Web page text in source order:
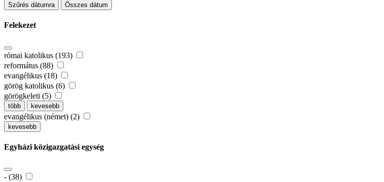
Szűrés dátumra Összes dátum
Felekezet
római katolikus (193)
református (88)
evangélikus (18)
görög katolikus (6)
görögkeleti (5)
több kevesebb
evangélikus (német) (2)
kevesebb
Egyházi közigazgatási egység
- (38)